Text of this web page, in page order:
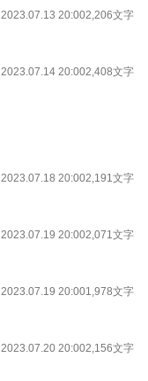
2023.07.13 20:002,206文字
2023.07.14 20:002,408文字
2023.07.18 20:002,191文字
2023.07.19 20:002,071文字
2023.07.19 20:001,978文字
2023.07.20 20:002,156文字